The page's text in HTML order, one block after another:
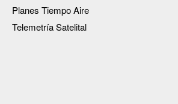
Planes Tiempo Aire
Telemetría Satelital